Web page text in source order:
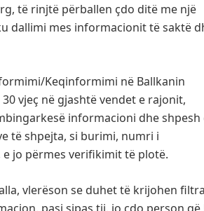
të rinjtë përballen çdo ditë me një
dallimi mes informacionit të saktë
Keqinformimi në Ballkanin
vjeç në gjashtë vendet e rajonit,
informacioni dhe shpesh
të shpejta, si burimi, numri i
jo përmes verifikimit të plotë.
vlerëson se duhet të krijohen filtra
pasi sipas tij, jo çdo person që